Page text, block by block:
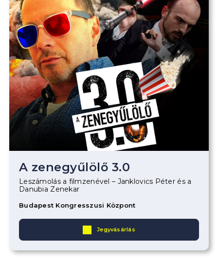
A zenegyűlölő 3.0
Leszámolás a filmzenével – Janklovics Péter és a
Danubia Zenekar
Budapest Kongresszusi Központ
Jegyvásárlás